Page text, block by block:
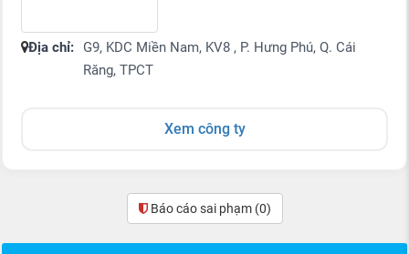
Địa chỉ:
G9, KDC Miền Nam, KV8 , P. Hưng Phú, Q. Cái
Răng, TPCT
Xem công ty
Báo cáo sai phạm (0)